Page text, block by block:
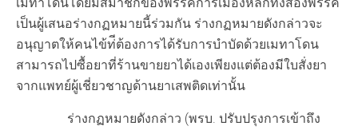
เป็นผู้เสนอร่างกฏหมายนี้ร่วมกัน ร่างกฏหมายดังกล่าวจะ
อนุญาตให้คนไข้ท่ีต้องการได้รับการบำบัดด้วยเมทาโดน
สามารถไปซื้อยาที่ร้านขายยาได้เองเพียงแต่ต้องมีใบสั่งยา
จากแพทย์ผู้เชี่ยวชาญด้านยาเสพติดเท่านั้น
ร่างกฏหมายดังกล่าว (พรบ. ปรับปรุงการเข้าถึง